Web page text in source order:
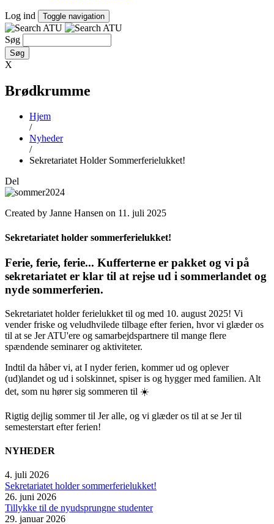
Log ind Toggle navigation
Søg
X
Brødkrumme
Hjem
/
Nyheder
/
Sekretariatet Holder Sommerferielukket!
Del
Created by Janne Hansen on 11. juli 2025
Sekretariatet holder sommerferielukket!
Ferie, ferie, ferie... Kufferterne er pakket og vi på
sekretariatet er klar til at rejse ud i sommerlandet og
nyde sommerferien.
Sekretariatet holder ferielukket til og med 10. august 2025! Vi
vender friske og veludhvilede tilbage efter ferien, hvor vi glæder os
til at se Jer ATU'ere og samarbejdspartnere til mange flere
spændende seminarer og aktiviteter.
Indtil da håber vi, at I nyder ferien, kommer ud og oplever
(ud)landet og ud i solskinnet, spiser is og hygger med familien. Alt
det, som nu hører sig sommeren til ☀️
Rigtig dejlig sommer til Jer alle, og vi glæder os til at se Jer til
semesterstart efter ferien!
NYHEDER
4. juli 2026
Sekretariatet holder sommerferielukket!
26. juni 2026
Tillykke til de nyudsprungne studenter
29. januar 2026